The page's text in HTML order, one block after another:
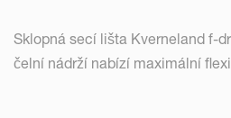
Sklopná secí lišta Kverneland f-
čelní nádrží nabízí maximální